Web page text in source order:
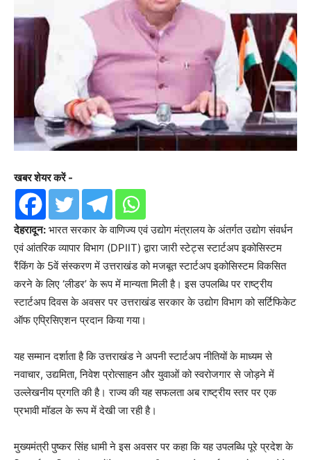
खबर शेयर करें -
देहरादून: भारत सरकार के वाणिज्य एवं उद्योग मंत्रालय के अंतर्गत उद्योग संवर्धन
एवं आंतरिक व्यापार विभाग (DPIIT) द्वारा जारी स्टेट्स स्टार्टअप इकोसिस्टम
रैंकिंग के 5वें संस्करण में उत्तराखंड को मजबूत स्टार्टअप इकोसिस्टम विकसित
करने के लिए ‘लीडर’ के रूप में मान्यता मिली है। इस उपलब्धि पर राष्ट्रीय
स्टार्टअप दिवस के अवसर पर उत्तराखंड सरकार के उद्योग विभाग को सर्टिफिकेट
ऑफ एप्रिसिएशन प्रदान किया गया।
यह सम्मान दर्शाता है कि उत्तराखंड ने अपनी स्टार्टअप नीतियों के माध्यम से
नवाचार, उद्यमिता, निवेश प्रोत्साहन और युवाओं को स्वरोजगार से जोड़ने में
उल्लेखनीय प्रगति की है। राज्य की यह सफलता अब राष्ट्रीय स्तर पर एक
प्रभावी मॉडल के रूप में देखी जा रही है।
मुख्यमंत्री पुष्कर सिंह धामी ने इस अवसर पर कहा कि यह उपलब्धि पूरे प्रदेश के